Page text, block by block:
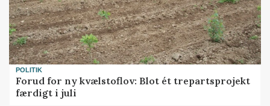
POLITIK
Forud for ny kvælstoflov: Blot ét trepartsprojekt
færdigt i juli